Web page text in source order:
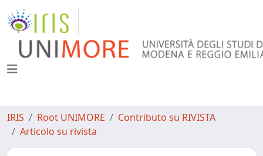
IRIS Root UNIMORE
Contributo su RIVISTA
Articolo su rivista